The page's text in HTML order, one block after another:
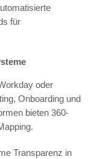
für
oder
Onboarding und
bieten 360-
Transparenz in